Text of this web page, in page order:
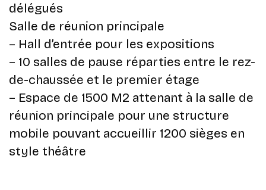
délégués
Salle de réunion principale
– Hall d’entrée pour les expositions
– 10 salles de pause réparties entre le rez-
de-chaussée et le premier étage
– Espace de 1500 M2 attenant à la salle de
réunion principale pour une structure
mobile pouvant accueillir 1200 sièges en
style théâtre